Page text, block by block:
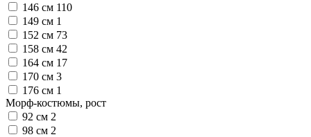
146 см 110
149 см 1
152 см 73
158 см 42
164 см 17
170 см 3
176 см 1
Морф-костюмы, рост
92 см 2
98 см 2